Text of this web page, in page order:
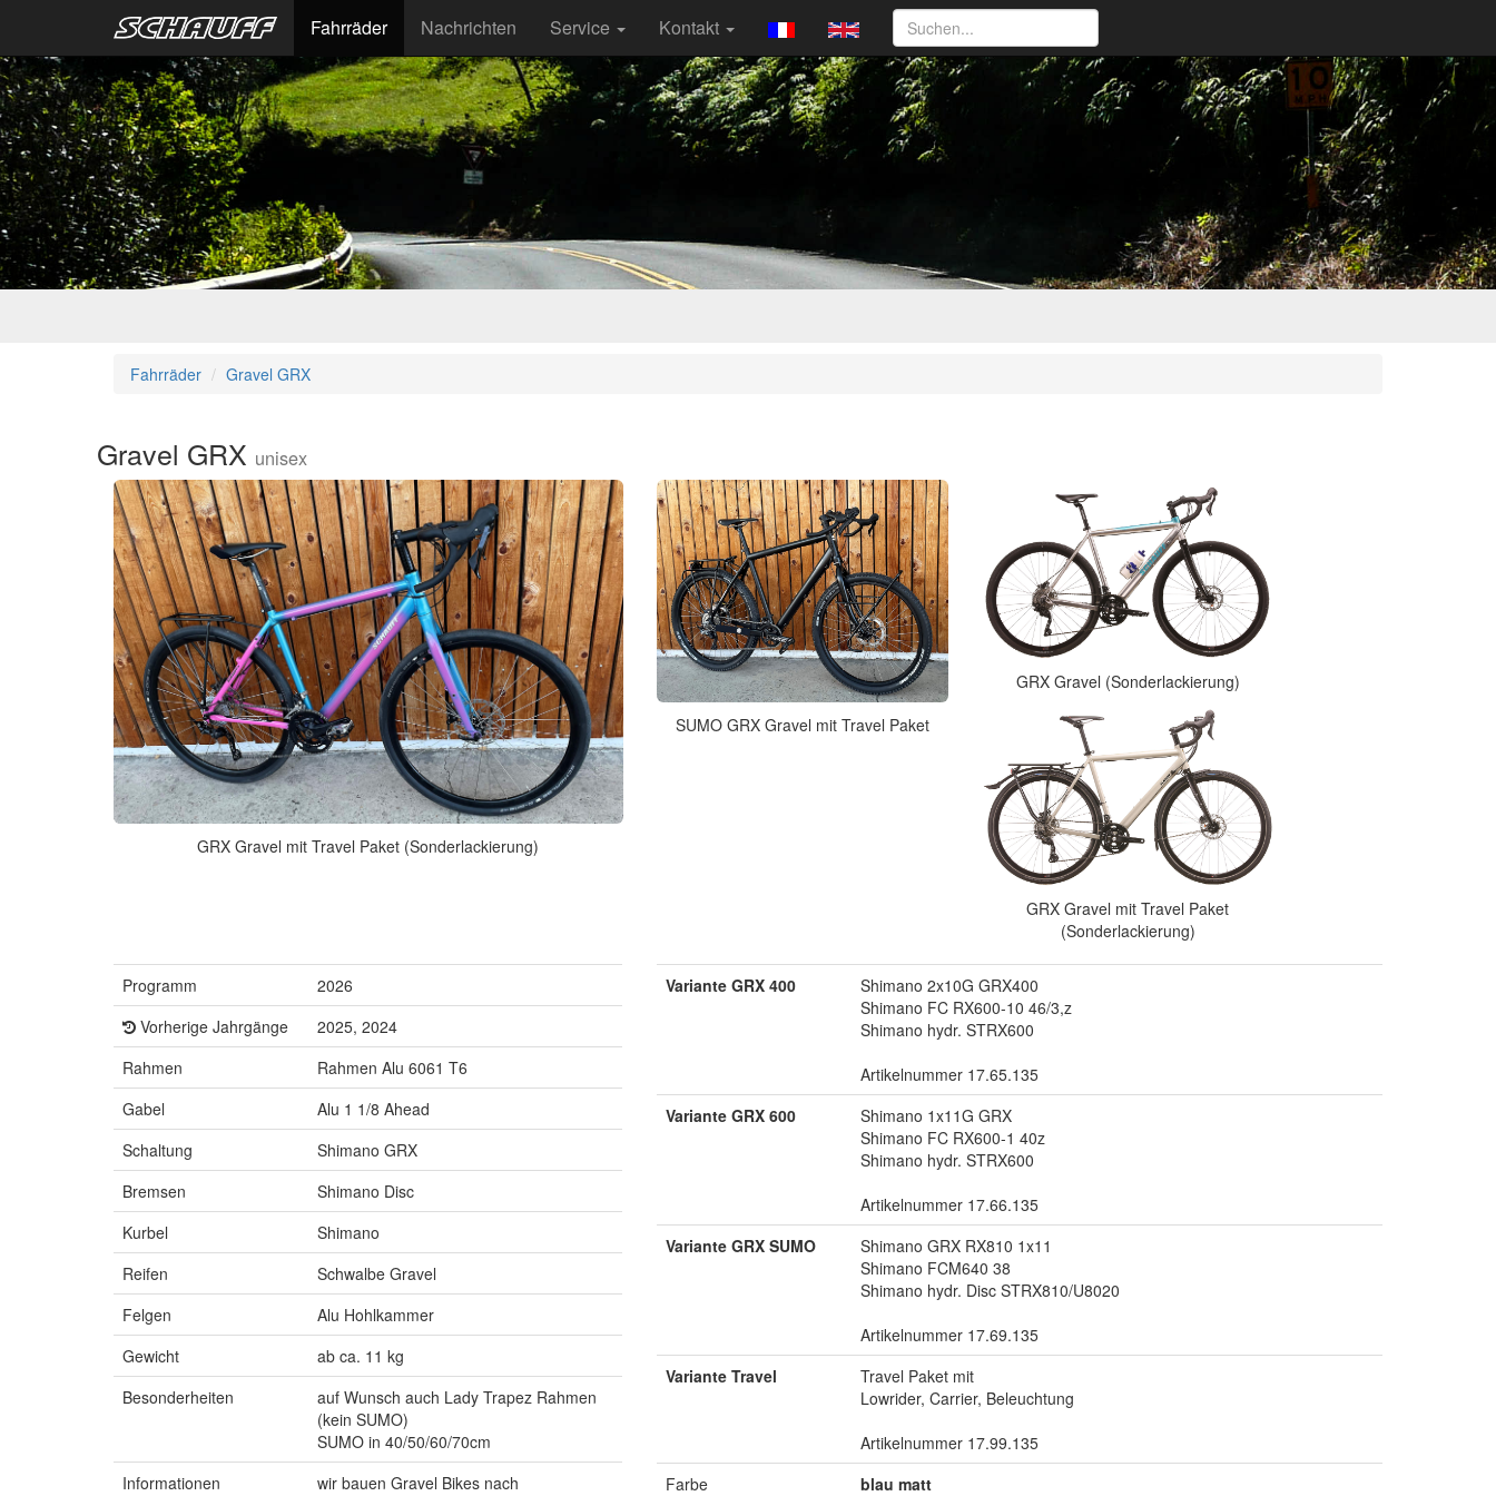
Fahrräder Nachrichten Service Kontakt
Fahrräder Gravel GRX
Gravel GRX unisex
GRX Gravel mit Travel Paket (Sonderlackierung)
SUMO GRX Gravel mit Travel Paket
GRX Gravel (Sonderlackierung)
GRX Gravel mit Travel Paket
(Sonderlackierung)
Programm
2026
Vorherige Jahrgänge
2025, 2024
Rahmen
Rahmen Alu 6061 T6
Gabel
Alu 1 1/8 Ahead
Schaltung
Shimano GRX
Bremsen
Shimano Disc
Kurbel
Shimano
Reifen
Schwalbe Gravel
Felgen
Alu Hohlkammer
Gewicht
ab ca. 11 kg
Besonderheiten
auf Wunsch auch Lady Trapez Rahmen
(kein SUMO)
SUMO in 40/50/60/70cm
Informationen
wir bauen Gravel Bikes nach
Variante GRX 400
Shimano 2x10G GRX400
Shimano FC RX600-10 46/3,z
Shimano hydr. STRX600
Artikelnummer 17.65.135
Variante GRX 600
Shimano 1x11G GRX
Shimano FC RX600-1 40z
Shimano hydr. STRX600
Artikelnummer 17.66.135
Variante GRX SUMO
Shimano GRX RX810 1x11
Shimano FCM640 38
Shimano hydr. Disc STRX810/U8020
Artikelnummer 17.69.135
Variante Travel
Travel Paket mit
Lowrider, Carrier, Beleuchtung
Artikelnummer 17.99.135
Farbe
blau matt